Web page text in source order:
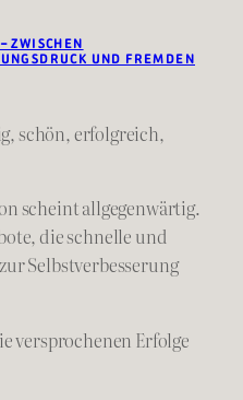
ZWISCHEN
UND FREMDEN
schön, erfolgreich,
scheint allgegenwärtig.
die schnelle und
Selbstverbesserung
versprochenen Erfolge